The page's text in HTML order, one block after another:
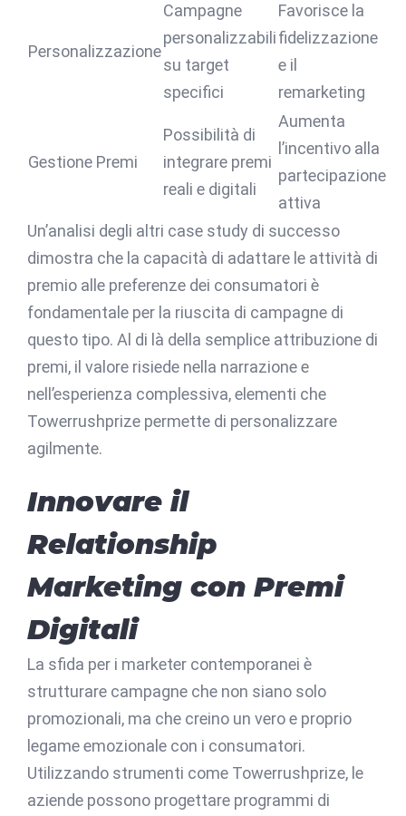
Personalizzazione
Campagne
personalizzabili
su target
specifici
Favorisce la
fidelizzazione
e il
remarketing
Gestione Premi
Possibilità di
integrare premi
reali e digitali
Aumenta
l’incentivo alla
partecipazione
attiva
Un’analisi degli altri case study di successo
dimostra che la capacità di adattare le attività di
premio alle preferenze dei consumatori è
fondamentale per la riuscita di campagne di
questo tipo. Al di là della semplice attribuzione di
premi, il valore risiede nella narrazione e
nell’esperienza complessiva, elementi che
Towerrushprize permette di personalizzare
agilmente.
Innovare il
Relationship
Marketing con Premi
Digitali
La sfida per i marketer contemporanei è
strutturare campagne che non siano solo
promozionali, ma che creino un vero e proprio
legame emozionale con i consumatori.
Utilizzando strumenti come Towerrushprize, le
aziende possono progettare programmi di